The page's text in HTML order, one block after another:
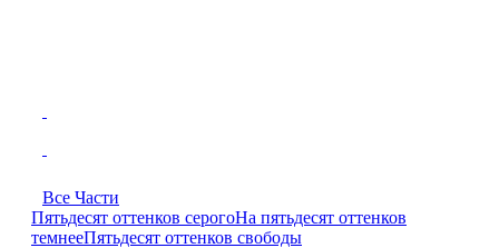
Все Части
Пятьдесят оттенков серогоНа пятьдесят оттенков
темнееПятьдесят оттенков свободы